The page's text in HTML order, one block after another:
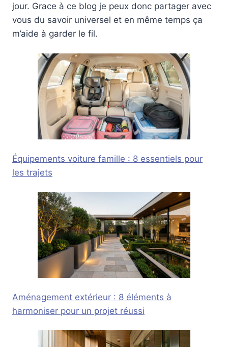
jour. Grace à ce blog je peux donc partager avec
vous du savoir universel et en même temps ça
m’aide à garder le fil.
Équipements voiture famille : 8 essentiels pour
les trajets
Aménagement extérieur : 8 éléments à
harmoniser pour un projet réussi